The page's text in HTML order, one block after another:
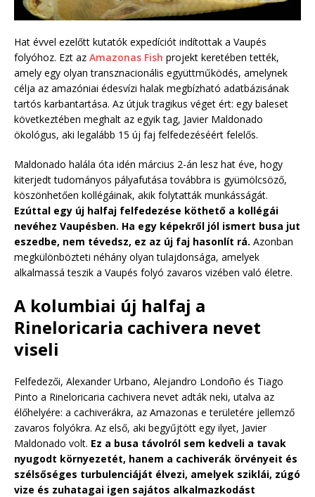
Hat évvel ezelőtt kutatók expedíciót indítottak a Vaupés
folyóhoz. Ezt az Amazonas Fish projekt keretében tették,
amely egy olyan transznacionális együttműködés, amelynek
célja az amazóniai édesvízi halak megbízható adatbázisának
tartós karbantartása. Az útjuk tragikus véget ért: egy baleset
következtében meghalt az egyik tag, Javier Maldonado
ökológus, aki legalább 15 új faj felfedezéséért felelős.
Maldonado halála óta idén március 2-án lesz hat éve, hogy
kiterjedt tudományos pályafutása továbbra is gyümölcsöző,
köszönhetően kollégáinak, akik folytatták munkásságát.
Ezúttal egy új halfaj felfedezése köthető a kollégái
nevéhez Vaupésben. Ha egy képekről jól ismert busa jut
eszedbe, nem tévedsz, ez az új faj hasonlít rá. Azonban
megkülönbözteti néhány olyan tulajdonsága, amelyek
alkalmassá teszik a Vaupés folyó zavaros vizében való életre.
A kolumbiai új halfaj a
Rineloricaria cachivera nevet
viseli
Felfedezői, Alexander Urbano, Alejandro Londoño és Tiago
Pinto a Rineloricaria cachivera nevet adták neki, utalva az
élőhelyére: a cachiverákra, az Amazonas e területére jellemző
zavaros folyókra. Az első, aki begyűjtött egy ilyet, Javier
Maldonado volt. Ez a busa távolról sem kedveli a tavak
nyugodt környezetét, hanem a cachiverák örvényeit és
szélsőséges turbulenciáját élvezi, amelyek sziklái, zúgó
vize és zuhatagai igen sajátos alkalmazkodást